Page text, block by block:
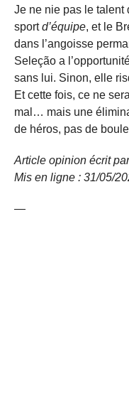
Je ne nie pas le talent
sportd’équipe, et le
dans l’angoisse
Seleção a
sans lui. Sinon, elle
Et cette fois, ce ne
mal… mais une
de héros, pas de
Article opinion écrit
Mis en ligne : 31/05/
—